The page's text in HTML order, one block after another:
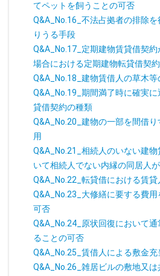
てペットを飼うことの可否
Q&A_No.16_不法占拠者の排除
りうる手段
Q&A_No.17_定期建物賃貸借契
場合における定期建物転貸借契
Q&A_No.18_建物賃借人の草木
Q&A_No.19_期間満了時に確実
貸借契約の種類
Q&A_No.20_建物の一部を間借
用
Q&A_No.21_相続人のいない建
いて相続人でない内縁の同居人
Q&A_No.22_転貸借における賃
Q&A_No.23_大修繕に要する費
可否
Q&A_No.24_原状回復において
ることの可否
Q&A_No.25_賃借人による敷金
Q&A_No.26_雑居ビルの敷地又